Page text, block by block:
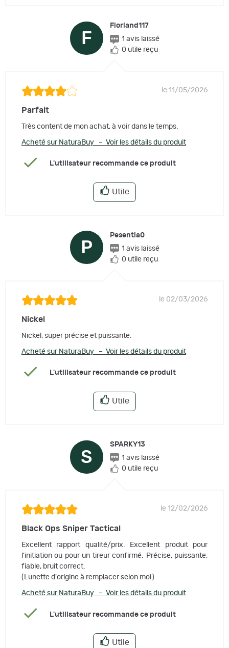
F
Floriand117
1 avis laissé
0 utile reçu
le 11/05/2026
Parfait
Très content de mon achat, à voir dans le temps.
Acheté sur NaturaBuy – Voir les détails du produit
L'utilisateur recommande ce produit
Utile
P
Pesentia0
1 avis laissé
0 utile reçu
le 02/03/2026
Nickel
Nickel, super précise et puissante.
Acheté sur NaturaBuy – Voir les détails du produit
L'utilisateur recommande ce produit
Utile
S
SPARKY13
1 avis laissé
0 utile reçu
le 12/02/2026
Black Ops Sniper Tactical
Excellent rapport qualité/prix. Excellent produit pour
l'initiation ou pour un tireur confirmé. Précise, puissante,
fiable, bruit correct.
(Lunette d'origine à remplacer selon moi)
Acheté sur NaturaBuy – Voir les détails du produit
L'utilisateur recommande ce produit
Utile